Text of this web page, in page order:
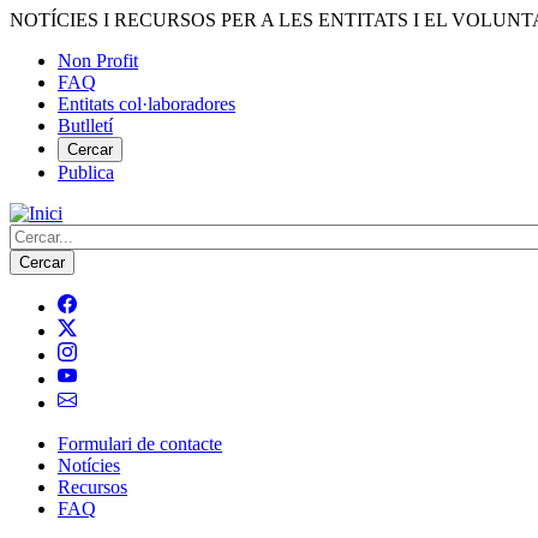
Vés
contingut
NOTÍCIES I RECURSOS PER A LES ENTITATS I EL
Menú
del
compte
d'usuari
Non Profit
FAQ
Entitats col·laboradores
Butlletí
Cercar
Publica
Cerca
Navegació
principal
Formulari de contacte
Notícies
Recursos
FAQ